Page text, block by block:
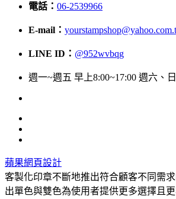
電話： 06-2539966
E-mail：
LINE ID： @952wvbqg
週一~週五 早上8:00~17:00 週六、
蘋果網頁設計
客製化印章不斷地推出符合顧客不同需
出單色與雙色為使用者提供更多選擇且